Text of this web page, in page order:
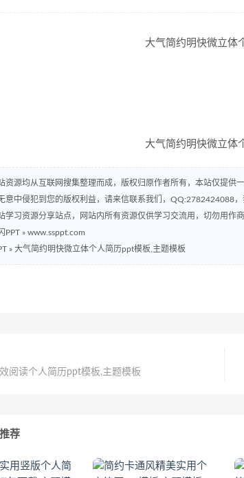
资源均从互联网搜集整理而成，版权归原作者所有，本站仅提供
意中侵犯到您的版权利益，请来信联系我们，QQ:2782424088
学习资源分享站点，网站内所有资源仅供学习交流用，切勿用作
PPT » www.ssppt.com
» 大气简约明快微立体个人简历ppt模板,主题模板
阅读个人简历ppt模板,主题模板
荐